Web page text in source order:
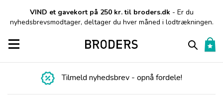
VIND et gavekort på 250 kr. til broders.dk - Er du
nyhedsbrevsmodtager, deltager du hver måned i lodtrækningen.
Toggle navigation
Tilmeld nyhedsbrev - opnå fordele!